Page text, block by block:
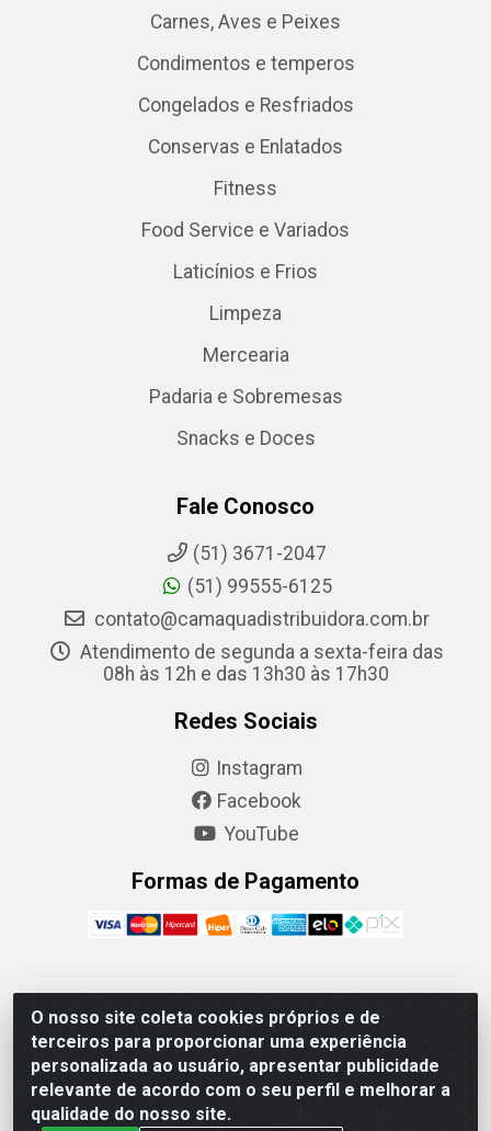
O nosso site coleta cookies próprios e de
terceiros para proporcionar uma experiência
personalizada ao usuário, apresentar publicidade
relevante de acordo com o seu perfil e melhorar a
qualidade do nosso site.
Carnes, Aves e Peixes
Condimentos e temperos
Congelados e Resfriados
Conservas e Enlatados
Fitness
Food Service e Variados
Laticínios e Frios
Limpeza
Mercearia
Padaria e Sobremesas
Snacks e Doces
Fale Conosco
(51) 3671-2047
(51) 99555-6125
contato@camaquadistribuidora.com.br
Atendimento de segunda a sexta-feira das
08h às 12h e das 13h30 às 17h30
Redes Sociais
Instagram
Facebook
YouTube
Formas de Pagamento
Camaquã Distribuidora Ltda - Avenida Conego Luiz W
Hanquet, 1001 - Parque Residencial do Arroio Duro,
Camaquã/RS - CEP 96.789-102 - CNPJ
07.061.124/0001-26